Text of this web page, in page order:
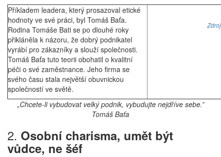
Příkladem leadera, který prosazoval etické
hodnoty ve své práci, byl Tomáš Baťa.
Rodina Tomáše Bati se po dlouhé roky
přikláněla k názoru, že dobrý podnikatel
vyrábí pro zákazníky a slouží společnosti.
Tomáš Baťa tuto teorii obohatil o kvalitní
péči o své zaměstnance. Jeho firma se
svého času stala největší obuvnickou
společností ve světě.
„Chcete-li vybudovat velký podnik, vybudujte nejdříve sebe.”
Tomáš Baťa
2. Osobní charisma, umět být
vůdce, ne šéf